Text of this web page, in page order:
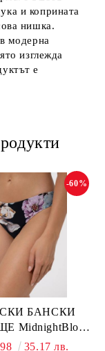
и коприната
нишка.
модерна
изглежда
е
БАНСКИ
MidnightBloom
MCR MARC &
-60%
35.17 лв.